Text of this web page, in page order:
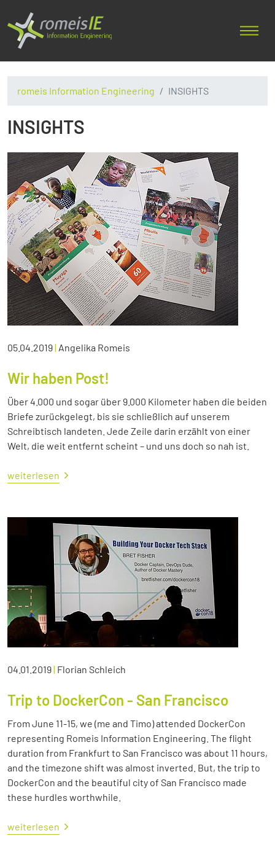
romeis Information Engineering INSIGHTS
INSIGHTS
05.04.2019| Angelika Romeis
Wir haben Post!
Über 4.000 und sogar über 9.000 Kilometer haben die beiden
Briefe zurückgelegt, bis sie schließlich auf unserem
Schreibtisch landeten. Jede Zeile darin erzählt von einer
Welt, die weit entfernt scheint – und uns doch so nah ist.
weiterlesen
04.01.2019| Florian Schleich
Trip to DockerCon - San Francisco
From June 11-15, we (me and Timo) attended DockerCon
representing Romeis Information Engineering. The flight
duration from Frankfurt to San Francisco was about 11 hours,
and the timezone shift was almost inverted. But, the trip to
DockerCon and the beautiful city of San Francisco made
these hurdles worthwhile.
weiterlesen